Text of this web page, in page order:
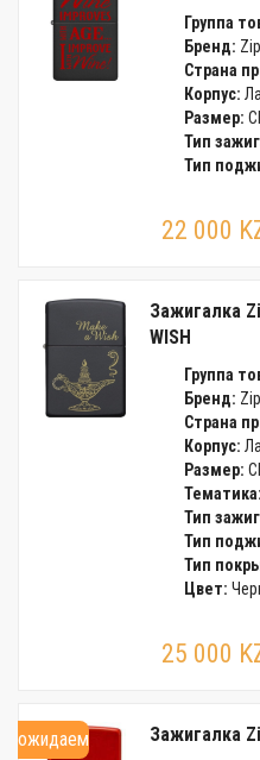
Группа
Бренд:
Страна
Корпус:
Размер:
Тип
Тип
22 000
Зажигалка
WISH
Группа
Бренд:
Страна
Корпус:
Размер:
Тематика:
Тип
Тип
Тип
Цвет:
25 000
ожидаем Зажигалка